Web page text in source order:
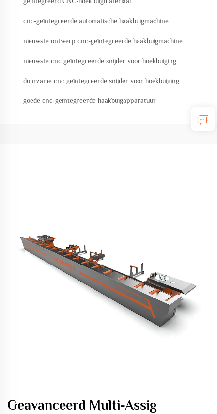
cnc-geïntegreerde automatische haakbuigmachine
nieuwste ontwerp cnc-geïntegreerde haakbuigmachine
nieuwste cnc geïntegreerde snijder voor hoekbuiging
duurzame cnc geïntegreerde snijder voor hoekbuiging
goede cnc-geïntegreerde haakbuigapparatuur
Geavanceerd Multi-Assig